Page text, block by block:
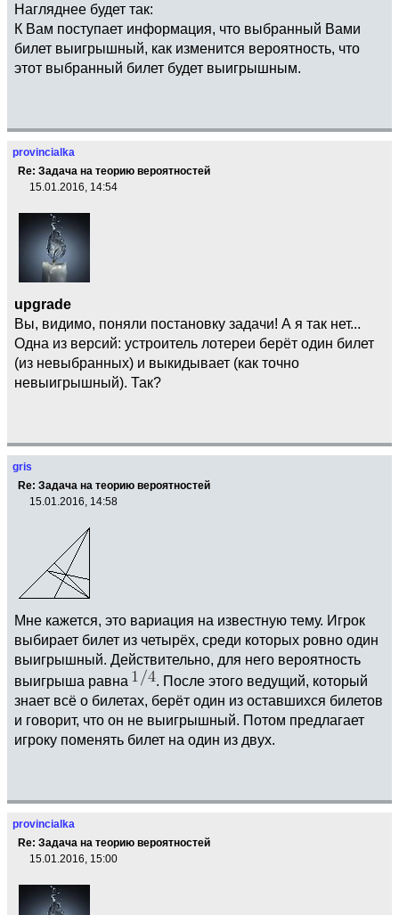
Нагляднее будет так:
К Вам поступает информация, что выбранный Вами
билет выигрышный, как изменится вероятность, что
этот выбранный билет будет выигрышным.
provincialka
Re: Задача на теорию вероятностей
15.01.2016, 14:54
upgrade
Вы, видимо, поняли постановку задачи! А я так нет...
Одна из версий: устроитель лотереи берёт один билет
(из невыбранных) и выкидывает (как точно
невыигрышный). Так?
gris
Re: Задача на теорию вероятностей
15.01.2016, 14:58
Мне кажется, это вариация на известную тему. Игрок
выбирает билет из четырёх, среди которых ровно один
выигрышный. Действительно, для него вероятность
выигрыша равна
. После этого ведущий, который
знает всё о билетах, берёт один из оставшихся билетов
и говорит, что он не выигрышный. Потом предлагает
игроку поменять билет на один из двух.
provincialka
Re: Задача на теорию вероятностей
15.01.2016, 15:00